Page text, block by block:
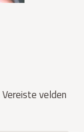
Vereiste velden